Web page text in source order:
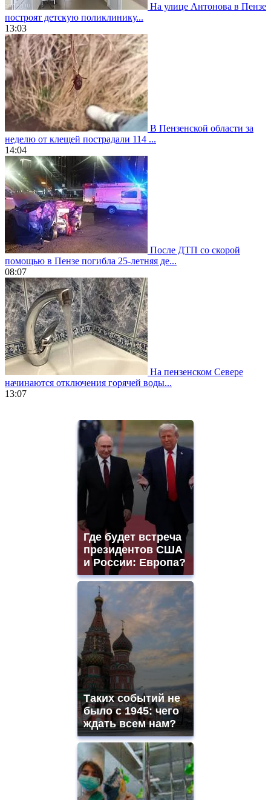
На улице Антонова в Пензе
построят детскую поликлинику...
13:03
В Пензенской области за
неделю от клещей пострадали 114 ...
14:04
После ДТП со скорой
помощью в Пензе погибла 25-летняя де...
08:07
На пензенском Севере
начинаются отключения горячей воды...
13:07
https://gradewatches.to/
https://www.replicasrelojes.to/
https://www.phoenix-
Где будет встреча
президентов США
и России: Европа?
Таких событий не
было с 1945: чего
ждать всем нам?